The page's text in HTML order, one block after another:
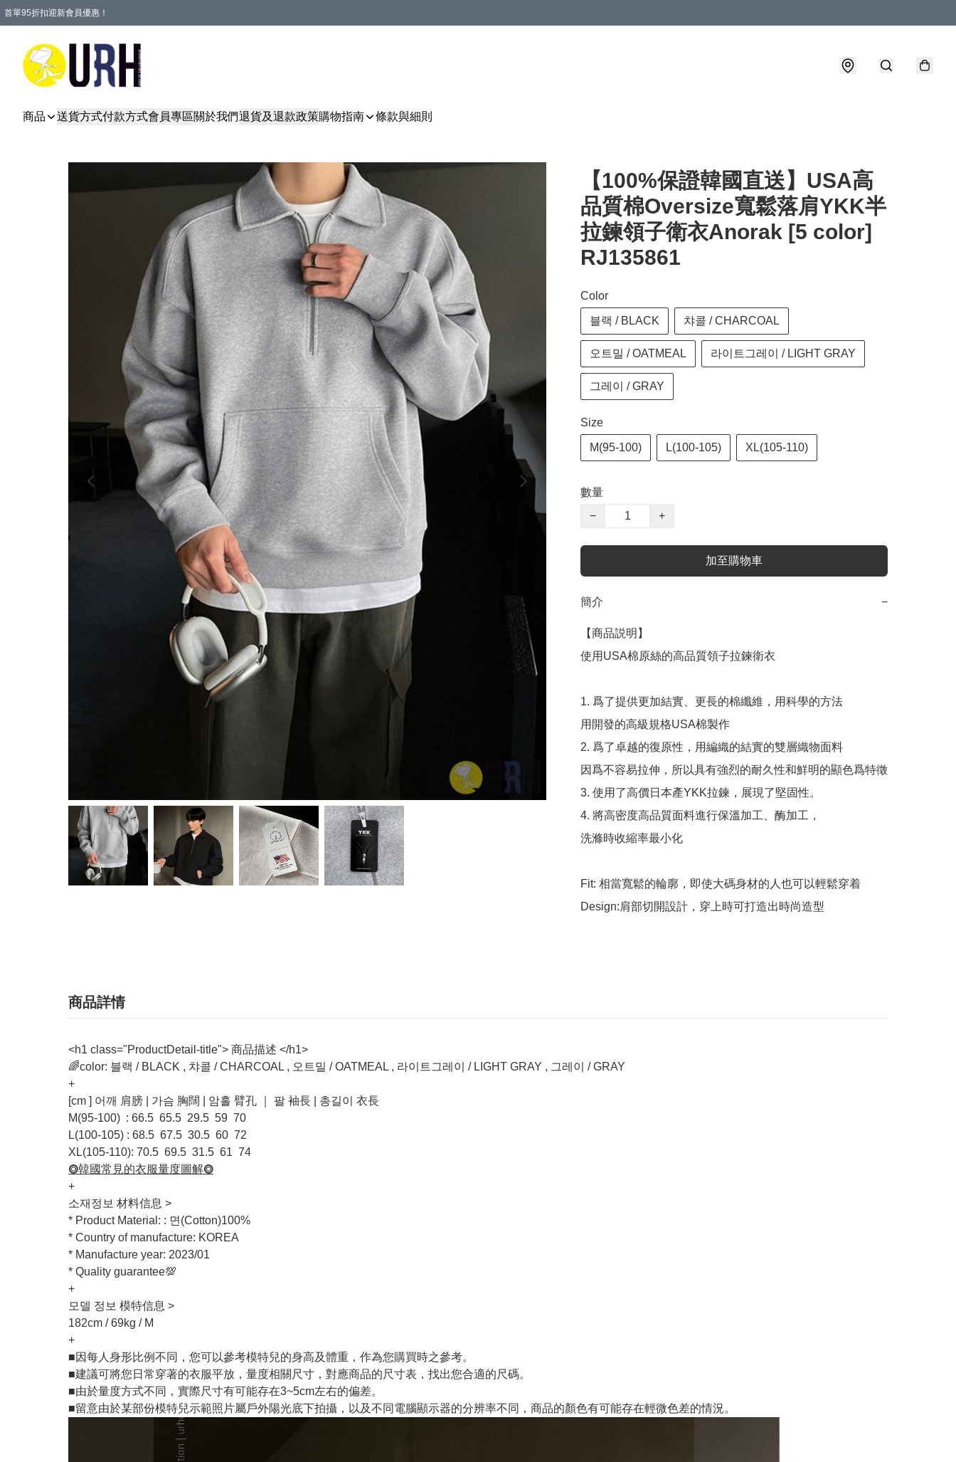
首單95折扣迎新會員優惠！
商品 送貨方式付款方式會員專區關於我們退貨及退款政策購物指南 條款與細則
【100%保證韓國直送】USA高
品質棉Oversize寬鬆落肩YKK半
拉鍊領子衛衣Anorak [5 color]
RJ135861
Color
블랙 / BLACK 챠콜 / CHARCOAL
오트밀 / OATMEAL 라이트그레이 / LIGHT GRAY
그레이 / GRAY
Size
M(95-100) L(100-105) XL(105-110)
數量
−
+
加至購物車
簡介 −
【商品説明】
使用USA棉原絲的高品質領子拉鍊衛衣
1. 爲了提供更加結實、更長的棉纖維，用科學的方法
用開發的高級規格USA棉製作
2. 爲了卓越的復原性，用編織的結實的雙層織物面料
因爲不容易拉伸，所以具有強烈的耐久性和鮮明的顯色爲特徵
3. 使用了高價日本產YKK拉鍊，展現了堅固性。
4. 將高密度高品質面料進行保溫加工、酶加工，
洗滌時收縮率最小化
Fit: 相當寬鬆的輪廓，即使大碼身材的人也可以輕鬆穿着
Design:肩部切開設計，穿上時可打造出時尚造型
商品詳情
<h1 class="ProductDetail-title"> 商品描述 </h1>
🌈color: 블랙 / BLACK , 챠콜 / CHARCOAL , 오트밀 / OATMEAL , 라이트그레이 / LIGHT GRAY , 그레이 / GRAY
+
[cm ] 어깨 肩膀 | 가슴 胸闊 | 암홀 臂孔 ｜ 팔 袖長 | 총길이 衣長
M(95-100) : 66.5 65.5 29.5 59 70
L(100-105) : 68.5 67.5 30.5 60 72
XL(105-110): 70.5 69.5 31.5 61 74
⭗韓國常見的衣服量度圖解⭗
+
소재정보 材料信息 >
* Product Material: : 면(Cotton)100%
* Country of manufacture: KOREA
* Manufacture year: 2023/01
* Quality guarantee💯
+
모델 정보 模特信息 >
182cm / 69kg / M
+
■因每人身形比例不同，您可以參考模特兒的身高及體重，作為您購買時之參考。
■建議可將您日常穿著的衣服平放，量度相關尺寸，對應商品的尺寸表，找出您合適的尺碼。
■由於量度方式不同，實際尺寸有可能存在3~5cm左右的偏差。
■留意由於某部份模特兒示範照片屬戶外陽光底下拍攝，以及不同電腦顯示器的分辨率不同，商品的顏色有可能存在輕微色差的情況。